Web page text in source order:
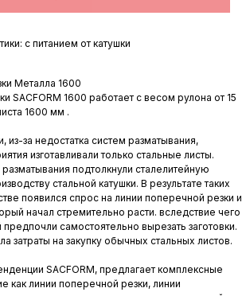
с питанием от катушки
Металла 1600
SACFORM 1600 работает с весом рулона от 15
1600 мм .
за недостатка систем разматывания,
изготавливали только стальные листы.
подтолкнули сталелитейную
стальной катушки. В результате таких
появился спрос на линии поперечной резки и
начал стремительно расти. вследствие чего
самостоятельно вырезать заготовки.
затраты на закупку обычных стальных листов.
SACFORM, предлагает комплексные
как линии поперечной резки, линии